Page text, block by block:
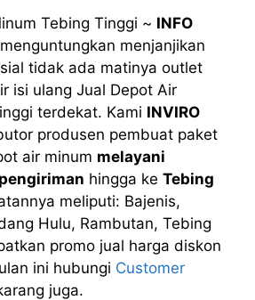
Tebing Tinggi ~ INFO
menguntungkan menjanjikan
tidak ada matinya outlet
isi ulang Jual Depot Air
terdekat. Kami INVIRO
produsen pembuat paket
air minum melayani
hingga ke Tebing
meliputi: Bajenis,
Hulu, Rambutan, Tebing
promo jual harga diskon
ini hubungi Customer
juga.